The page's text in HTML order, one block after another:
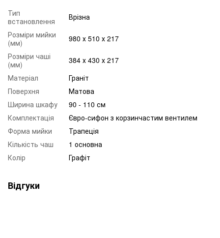
Тип
встановлення
Врізна
Розміри мийки
(мм)
980 х 510 х 217
Розміри чаші
(мм)
384 х 430 х 217
Матеріал
Граніт
Поверхня
Матова
Ширина шкафу
90 - 110 см
Комплектація
Євро-сифон з корзинчастим вентилем
Форма мийки
Трапеція
Кількість чаш
1 основна
Колір
Графіт
Відгуки